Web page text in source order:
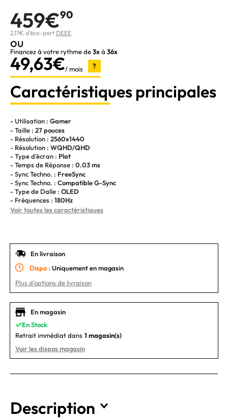
459€90
2,17€ d'éco-part DEEE
ou
Financez à votre rythme de3xà 36x
49,63€/ mois ?
Caractéristiques principales
- Utilisation : Gamer
- Taille : 27 pouces
- Résolution : 2560x1440
- Résolution : WQHD/QHD
- Type d'écran : Plat
- Temps de Réponse : 0.03 ms
- Sync Techno. : FreeSync
- Sync Techno. : Compatible G-Sync
- Type de Dalle : OLED
- Fréquences : 180Hz
Voir toutes les caractéristiques
En livraison
Dispo : Uniquement en magasin
Plus d'options de livraison
En magasin
En Stock
Retrait immédiat dans 1 magasin(s)
Voir les dispos magasin
Description